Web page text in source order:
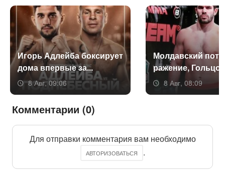
Игорь Ад­лей­ба бок­си­ру­ет
до­ма впер­вые за...
8 Авг, 09:06
Мол­давс­кий
раже­ние,
8 Авг, 08:09
Комментарии (0)
Для отправки комментария вам необходимо
АВТОРИЗОВАТЬСЯ .